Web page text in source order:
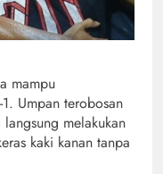
mampu
Umpan terobosan
melakukan
kaki kanan tanpa